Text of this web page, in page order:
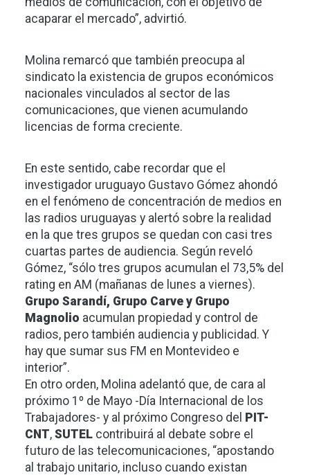
acaparar el mercado”, advirtió.
Molina remarcó que también preocupa al
sindicato la existencia de grupos económicos
nacionales vinculados al sector de las
comunicaciones, que vienen acumulando
licencias de forma creciente.
En este sentido, cabe recordar que el
investigador uruguayo Gustavo Gómez ahondó
en el fenómeno de concentración de medios en
las radios uruguayas y alertó sobre la realidad
en la que tres grupos se quedan con casi tres
cuartas partes de audiencia. Según reveló
Gómez, “sólo tres grupos acumulan el 73,5% del
rating en AM (mañanas de lunes a viernes).
Grupo Sarandí, Grupo Carve y Grupo
Magnolio acumulan propiedad y control de
radios, pero también audiencia y publicidad. Y
hay que sumar sus FM en Montevideo e
interior”.
En otro orden, Molina adelantó que, de cara al
próximo 1º de Mayo -Día Internacional de los
Trabajadores- y al próximo Congreso del PIT-
CNT, SUTEL contribuirá al debate sobre el
futuro de las telecomunicaciones, “apostando
al trabajo unitario, incluso cuando existan